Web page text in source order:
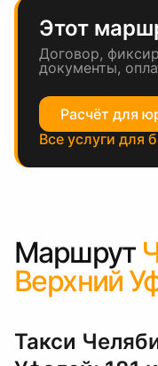
Этот
Договор,
документы,
Расчёт для
Все услуги для
Маршрут
Верхний
Такси